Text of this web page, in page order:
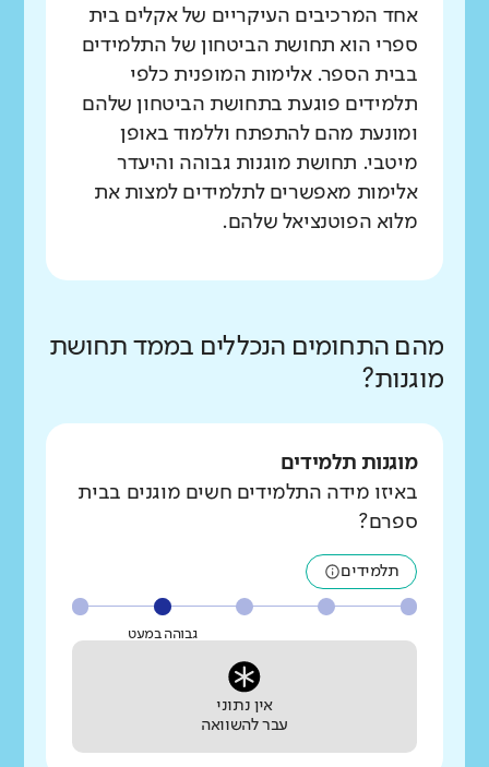
אחד המרכיבים העיקריים של אקלים בית
ספרי הוא תחושת הביטחון של התלמידים
בבית הספר. אלימות המופנית כלפי
תלמידים פוגעת בתחושת הביטחון שלהם
ומונעת מהם להתפתח וללמוד באופן
מיטבי. תחושת מוגנות גבוהה והיעדר
אלימות מאפשרים לתלמידים למצות את
מלוא הפוטנציאל שלהם.
מהם התחומים הנכללים בממד תחושת
מוגנות?
מוגנות תלמידים
באיזו מידה התלמידים חשים מוגנים בבית
ספרם?
תלמידים
גבוהה במעט
אין נתוני
עבר להשוואה